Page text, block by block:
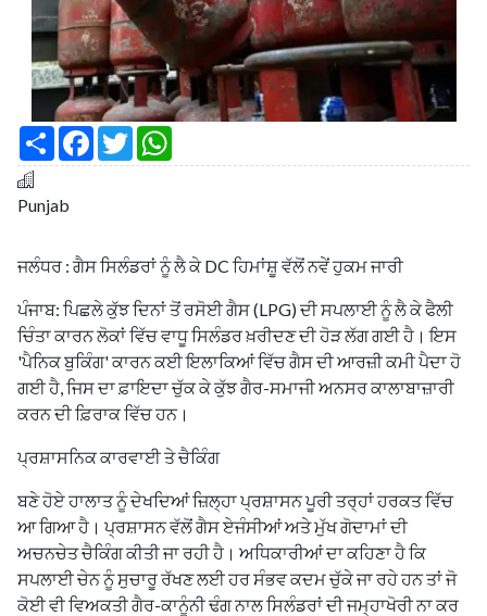
S
a
e
F
c
k
T
w
i
a
p
Punjab
ਜਲੰਧਰ : ਗੈਸ ਸਿਲੰਡਰਾਂ ਨੂੰ ਲੈ ਕੇ DC ਹਿਮਾਂਸ਼ੂ ਵੱਲੋਂ ਨਵੇਂ ਹੁਕਮ ਜਾਰੀ
ਪੰਜਾਬ: ਪਿਛਲੇ ਕੁੱਝ ਦਿਨਾਂ ਤੋਂ ਰਸੋਈ ਗੈਸ (LPG) ਦੀ ਸਪਲਾਈ ਨੂੰ ਲੈ ਕੇ ਫੈਲੀ
ਚਿੰਤਾ ਕਾਰਨ ਲੋਕਾਂ ਵਿੱਚ ਵਾਧੂ ਸਿਲੰਡਰ ਖ਼ਰੀਦਣ ਦੀ ਹੋੜ ਲੱਗ ਗਈ ਹੈ। ਇਸ
'ਪੈਨਿਕ ਬੁਕਿੰਗ' ਕਾਰਨ ਕਈ ਇਲਾਕਿਆਂ ਵਿੱਚ ਗੈਸ ਦੀ ਆਰਜ਼ੀ ਕਮੀ ਪੈਦਾ ਹੋ
ਗਈ ਹੈ, ਜਿਸ ਦਾ ਫ਼ਾਇਦਾ ਚੁੱਕ ਕੇ ਕੁੱਝ ਗੈਰ-ਸਮਾਜੀ ਅਨਸਰ ਕਾਲਾਬਾਜ਼ਾਰੀ
ਕਰਨ ਦੀ ਫ਼ਿਰਾਕ ਵਿੱਚ ਹਨ।
ਪ੍ਰਸ਼ਾਸਨਿਕ ਕਾਰਵਾਈ ਤੇ ਚੈਕਿੰਗ
ਬਣੇ ਹੋਏ ਹਾਲਾਤ ਨੂੰ ਦੇਖਦਿਆਂ ਜ਼ਿਲ੍ਹਾ ਪ੍ਰਸ਼ਾਸਨ ਪੂਰੀ ਤਰ੍ਹਾਂ ਹਰਕਤ ਵਿੱਚ
ਆ ਗਿਆ ਹੈ। ਪ੍ਰਸ਼ਾਸਨ ਵੱਲੋਂ ਗੈਸ ਏਜੰਸੀਆਂ ਅਤੇ ਮੁੱਖ ਗੋਦਾਮਾਂ ਦੀ
ਅਚਨਚੇਤ ਚੈਕਿੰਗ ਕੀਤੀ ਜਾ ਰਹੀ ਹੈ। ਅਧਿਕਾਰੀਆਂ ਦਾ ਕਹਿਣਾ ਹੈ ਕਿ
ਸਪਲਾਈ ਚੇਨ ਨੂੰ ਸੁਚਾਰੂ ਰੱਖਣ ਲਈ ਹਰ ਸੰਭਵ ਕਦਮ ਚੁੱਕੇ ਜਾ ਰਹੇ ਹਨ ਤਾਂ ਜੋ
ਕੋਈ ਵੀ ਵਿਅਕਤੀ ਗੈਰ-ਕਾਨੂੰਨੀ ਢੰਗ ਨਾਲ ਸਿਲੰਡਰਾਂ ਦੀ ਜਮ੍ਹਾਖੋਰੀ ਨਾ ਕਰ